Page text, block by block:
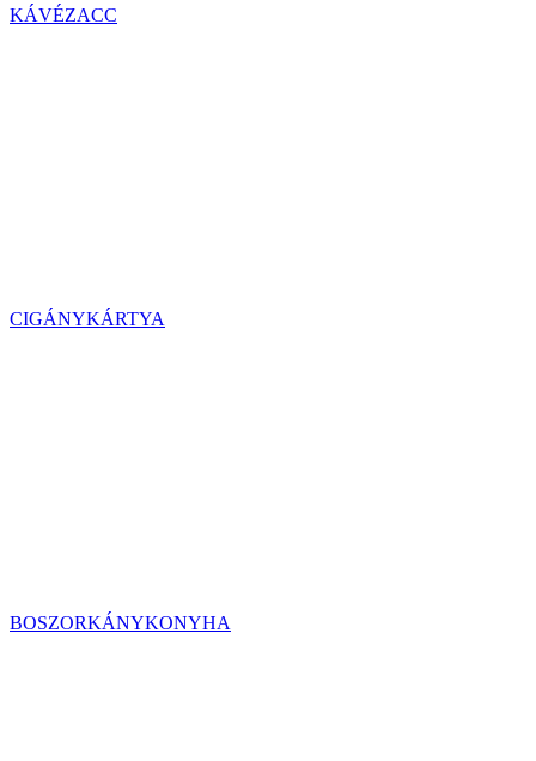
KÁVÉZACC
CIGÁNYKÁRTYA
BOSZORKÁNYKONYHA